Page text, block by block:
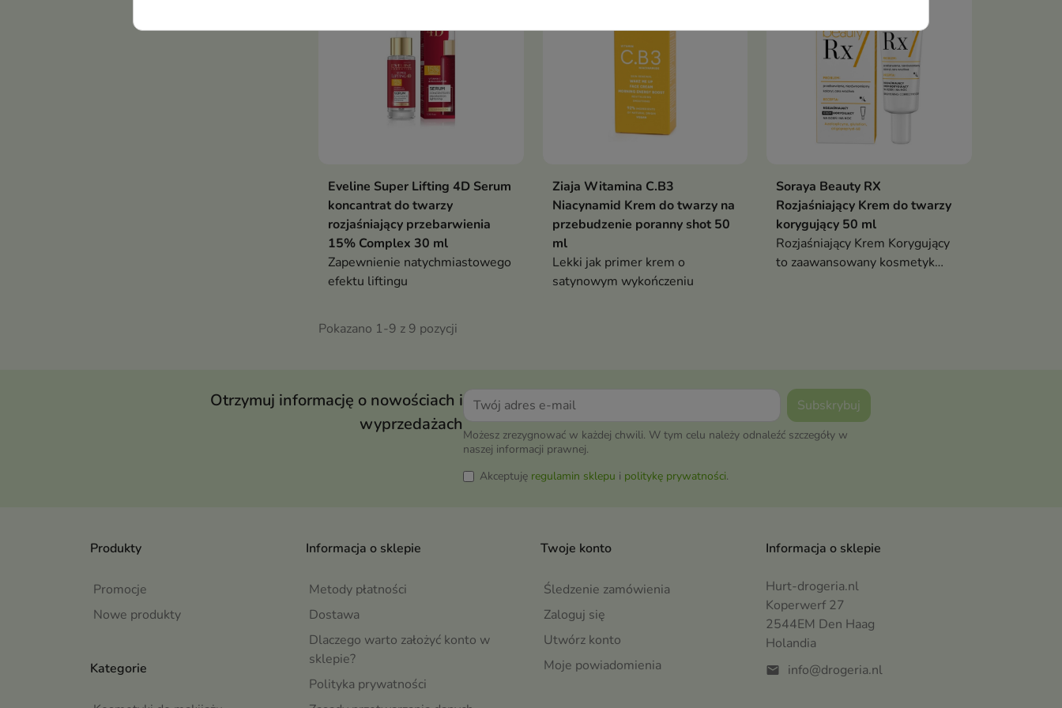
Eveline Super Lifting 4D Serum
koncantrat do twarzy
rozjaśniający przebarwienia
15% Complex 30 ml
Zapewnienie natychmiastowego
efektu liftingu
Ziaja Witamina C.B3
Niacynamid Krem do twarzy na
przebudzenie poranny shot 50
ml
Lekki jak primer krem o
satynowym wykończeniu
Soraya Beauty RX
Rozjaśniający Krem do twarzy
korygujący 50 ml
Rozjaśniający Krem Korygujący
to zaawansowany kosmetyk
Pokazano 1-9 z 9 pozycji
Otrzymuj informację o nowościach i
wyprzedażach
Możesz zrezygnować w każdej chwili. W tym celu należy odnaleźć szczegóły w
naszej informacji prawnej.
Akceptuję regulamin sklepu i politykę prywatności.
Produkty
Promocje
Nowe produkty
Informacja o sklepie
Metody płatności
Dostawa
Dlaczego warto założyć konto w
sklepie?
Polityka prywatności
Kategorie
Twoje konto
Śledzenie zamówienia
Zaloguj się
Utwórz konto
Moje powiadomienia
Informacja o sklepie
Hurt-drogeria.nl
Koperwerf 27
2544EM Den Haag
Holandia
mail info@drogeria.nl